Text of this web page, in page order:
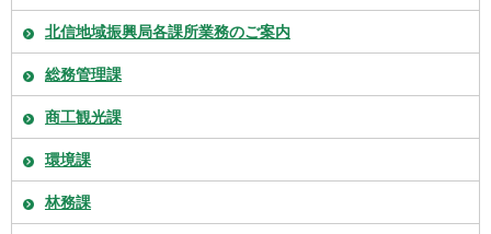
北信地域振興局各課所業務のご案内
総務管理課
商工観光課
環境課
林務課